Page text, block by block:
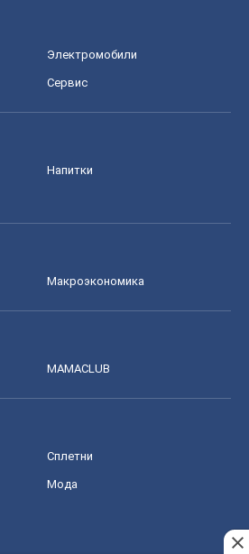
Электромобили
Сервис
Напитки
Mакроэкономика
MAMACLUB
Сплетни
Мода